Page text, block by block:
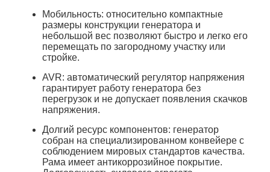
Мобильность: относительно компактные
размеры конструкции генератора и
небольшой вес позволяют быстро и легко его
перемещать по загородному участку или
стройке.
AVR: автоматический регулятор напряжения
гарантирует работу генератора без
перегрузок и не допускает появления скачков
напряжения.
Долгий ресурс компонентов: генератор
собран на специализированном конвейере с
соблюдением мировых стандартов качества.
Рама имеет антикоррозийное покрытие.